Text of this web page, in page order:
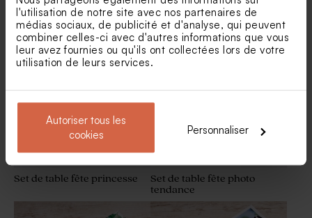
l'utilisation de notre site avec nos partenaires de
médias sociaux, de publicité et d'analyse, qui peuvent
combiner celles-ci avec d'autres informations que vous
leur avez fournies ou qu'ils ont collectées lors de votre
utilisation de leurs services.
Autoriser tous les
cookies
Personnaliser
Etiquette ronde plexi -
Cadeau invité fête
Contenant fête simple en
verre nervuré
Diffuseur de parfum en
Set de table couronne
Set de table garçon et
ballons
Set de table fête princesse
Set de table fête photo
tendance